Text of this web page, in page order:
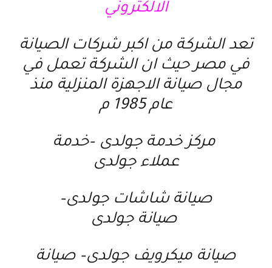
الالكتروني
تعد الشركة من اكبر شركات الصيانة
في مصر حيث ان الشركة تعمل في
مجال صيانة الاجهزة المنزلية منذ
عام 1985 م
مركز خدمة جولدى –خدمة
عملاء جولدى
صيانة شاشات جولدى–
صيانة جولدى
صيانة ميكرويف جولدى– صيانة